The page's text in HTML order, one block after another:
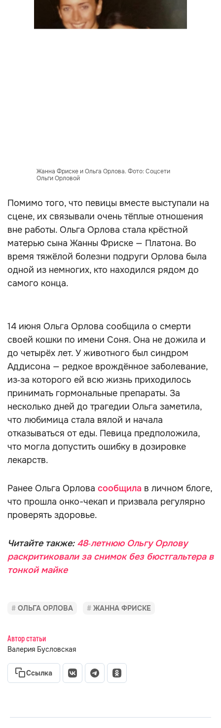
Жанна Фриске и Ольга Орлова. Фото: Соцсети
Ольги Орловой
Помимо того, что певицы вместе выступали на
сцене, их связывали очень тёплые отношения
вне работы. Ольга Орлова стала крёстной
матерью сына Жанны Фриске — Платона. Во
время тяжёлой болезни подруги Орлова была
одной из немногих, кто находился рядом до
самого конца.
14 июня Ольга Орлова сообщила о смерти
своей кошки по имени Соня. Она не дожила и
до четырёх лет. У животного был синдром
Аддисона — редкое врождённое заболевание,
из‑за которого ей всю жизнь приходилось
принимать гормональные препараты. За
несколько дней до трагедии Ольга заметила,
что любимица стала вялой и начала
отказываться от еды. Певица предположила,
что могла допустить ошибку в дозировке
лекарств.
Ранее Ольга Орлова сообщила в личном блоге,
что прошла онко-чекап и призвала регулярно
проверять здоровье.
Читайте также: 48‑летнюю Ольгу Орлову
раскритиковали за снимок без бюстгальтера в
тонкой майке
ОЛЬГА ОРЛОВА ЖАННА ФРИСКЕ
Автор статьи
Валерия Бусловская
Ссылка